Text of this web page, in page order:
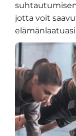
jotta voit